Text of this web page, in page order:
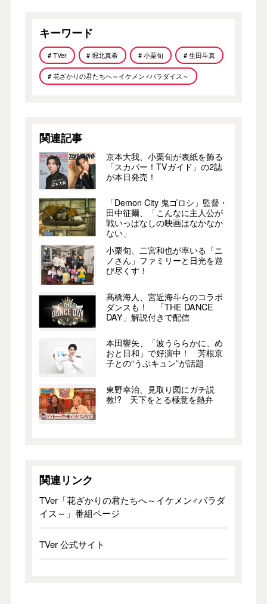
キーワード
# TVer # 堀北真希 # 小栗旬 # 生田斗真
# 花ざかりの君たちへ～イケメン♂パラダイス～
関連記事
京本大我、小栗旬が表紙を飾る
「スカパー！TVガイド」の2誌
が本日発売！
「Demon City 鬼ゴロシ」監督・
田中征爾、「こんなに主人公が
戦いっぱなしの映画はなかなか
ない」
小栗旬、二宮和也が率いる「ニ
ノさん」ファミリーと日光を遊
び尽くす！
髙橋海人、宮近海斗らのコラボ
ダンスも！ 「THE DANCE
DAY」解説付きで配信
本田響矢、「波うららかに、め
おと日和」で好演中！ 芳根京
子との“うぶキュン”が話題
東野幸治、見取り図にガチ説
教!? 天下をとる極意を熱弁
関連リンク
TVer「花ざかりの君たちへ～イケメン♂パラダ
イス～」番組ページ
TVer 公式サイト